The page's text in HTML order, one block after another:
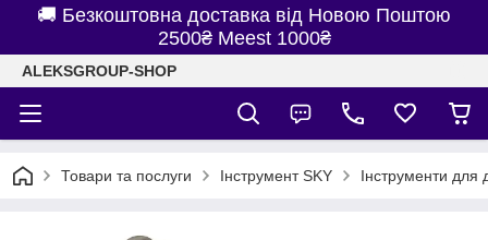
🚚 Безкоштовна доставка від Новою Поштою
2500₴ Meest 1000₴
ALEKSGROUP-SHOP
Товари та послуги Інструмент SKY Інструменти для